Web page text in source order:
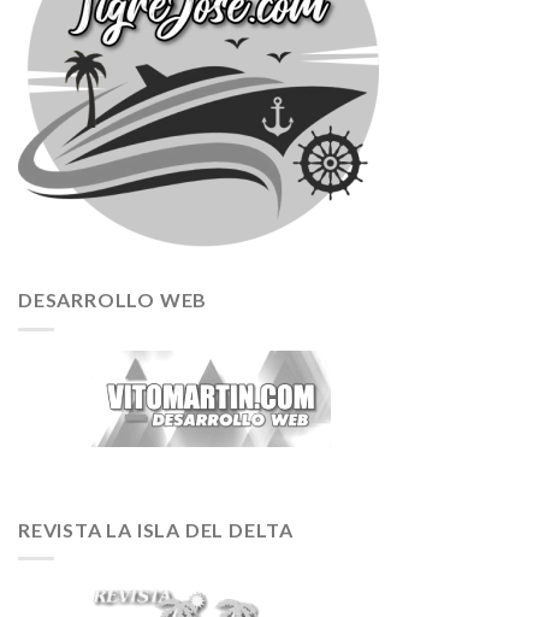
DESARROLLO WEB
REVISTA LA ISLA DEL DELTA